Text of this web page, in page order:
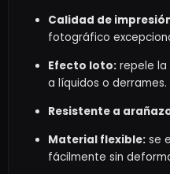
Calidad de
fotográfico
Efecto loto: repele
a líquidos o derrames.
Resistente a
Material flexible: se
fácilmente sin